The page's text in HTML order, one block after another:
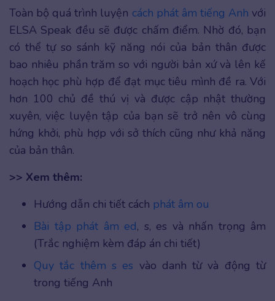
Toàn bộ quá trình luyện cách phát âm tiếng Anh với
ELSA Speak đều sẽ được chấm điểm. Nhờ đó, bạn
có thể tự so sánh kỹ năng nói của bản thân được
bao nhiêu phần trăm so với người bản xứ và lên kế
hoạch học phù hợp để đạt mục tiêu mình đề ra. Với
hơn 100 chủ đề thú vị và được cập nhật thường
xuyên, việc luyện tập của bạn sẽ trở nên vô cùng
hứng khởi, phù hợp với sở thích cũng như khả năng
của bản thân.
>> Xem thêm:
Hướng dẫn chi tiết cách phát âm ou
Bài tập phát âm ed, s, es và nhấn trọng âm
(Trắc nghiệm kèm đáp án chi tiết)
Quy tắc thêm s es vào danh từ và động từ
trong tiếng Anh